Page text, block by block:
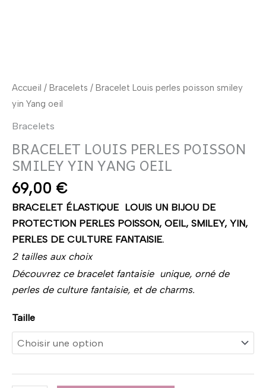
Accueil / Bracelets / Bracelet Louis perles poisson smiley
yin Yang oeil
Bracelets
BRACELET LOUIS PERLES POISSON
SMILEY YIN YANG OEIL
69,00 €
BRACELET ÉLASTIQUE LOUIS UN BIJOU DE
PROTECTION PERLES POISSON, OEIL, SMILEY, YIN,
PERLES DE CULTURE FANTAISIE.
2 tailles aux choix
Découvrez ce bracelet fantaisie unique, orné de
perles de culture fantaisie, et de charms.
Taille